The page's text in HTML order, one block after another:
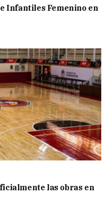
Infantiles Femenino en
las obras en